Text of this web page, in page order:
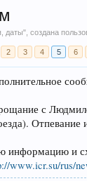
даты", создана
2 3 4 5 6
с
Отпевание
информацию и
www.icr.su/rus/